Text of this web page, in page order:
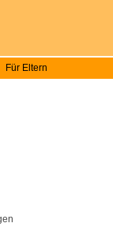
Für Eltern